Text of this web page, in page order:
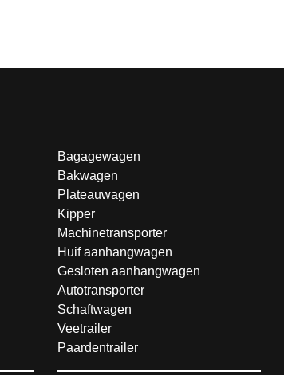
Bagagewagen
Bakwagen
Plateauwagen
Kipper
Machinetransporter
Huif aanhangwagen
Gesloten aanhangwagen
Autotransporter
Schaftwagen
Veetrailer
Paardentrailer